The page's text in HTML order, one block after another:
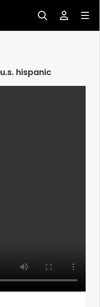
u.s. hispanic